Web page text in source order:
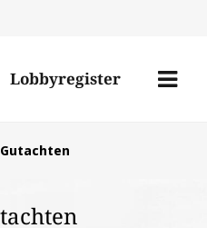
Lobbyregister
Menü